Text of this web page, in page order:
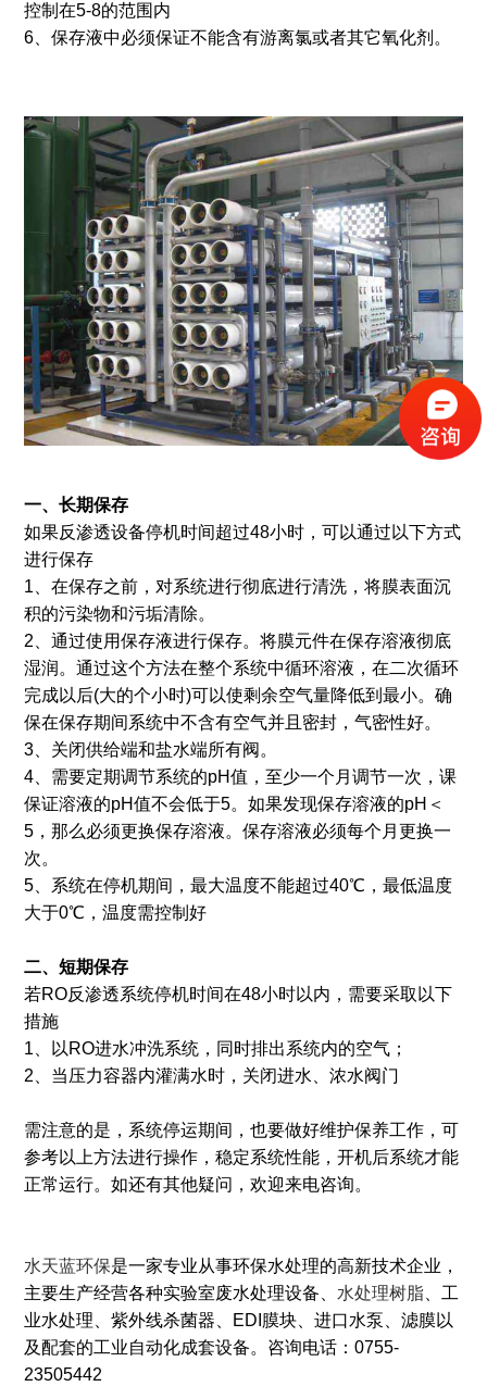
控制在5-8的范围内
6、保存液中必须保证不能含有游离氯或者其它氧化剂。
一、长期保存
如果反渗透设备停机时间超过48小时，可以通过以下方式
进行保存
1、在保存之前，对系统进行彻底进行清洗，将膜表面沉
积的污染物和污垢清除。
2、通过使用保存液进行保存。将膜元件在保存溶液彻底
湿润。通过这个方法在整个系统中循环溶液，在二次循环
完成以后(大的个小时)可以使剩余空气量降低到最小。确
保在保存期间系统中不含有空气并且密封，气密性好。
3、关闭供给端和盐水端所有阀。
4、需要定期调节系统的pH值，至少一个月调节一次，课
保证溶液的pH值不会低于5。如果发现保存溶液的pH＜
5，那么必须更换保存溶液。保存溶液必须每个月更换一
次。
5、系统在停机期间，最大温度不能超过40℃，最低温度
大于0℃，温度需控制好
二、短期保存
若RO反渗透系统停机时间在48小时以内，需要采取以下
措施
1、以RO进水冲洗系统，同时排出系统内的空气；
2、当压力容器内灌满水时，关闭进水、浓水阀门
需注意的是，系统停运期间，也要做好维护保养工作，可
参考以上方法进行操作，稳定系统性能，开机后系统才能
正常运行。如还有其他疑问，欢迎来电咨询。
水天蓝环保是一家专业从事环保水处理的高新技术企业，
主要生产经营各种实验室废水处理设备、 水处理树脂、工
业水处理、紫外线杀菌器、EDI膜块、进口水泵、滤膜以
及配套的工业自动化成套设备。咨询电话：0755-
23505442